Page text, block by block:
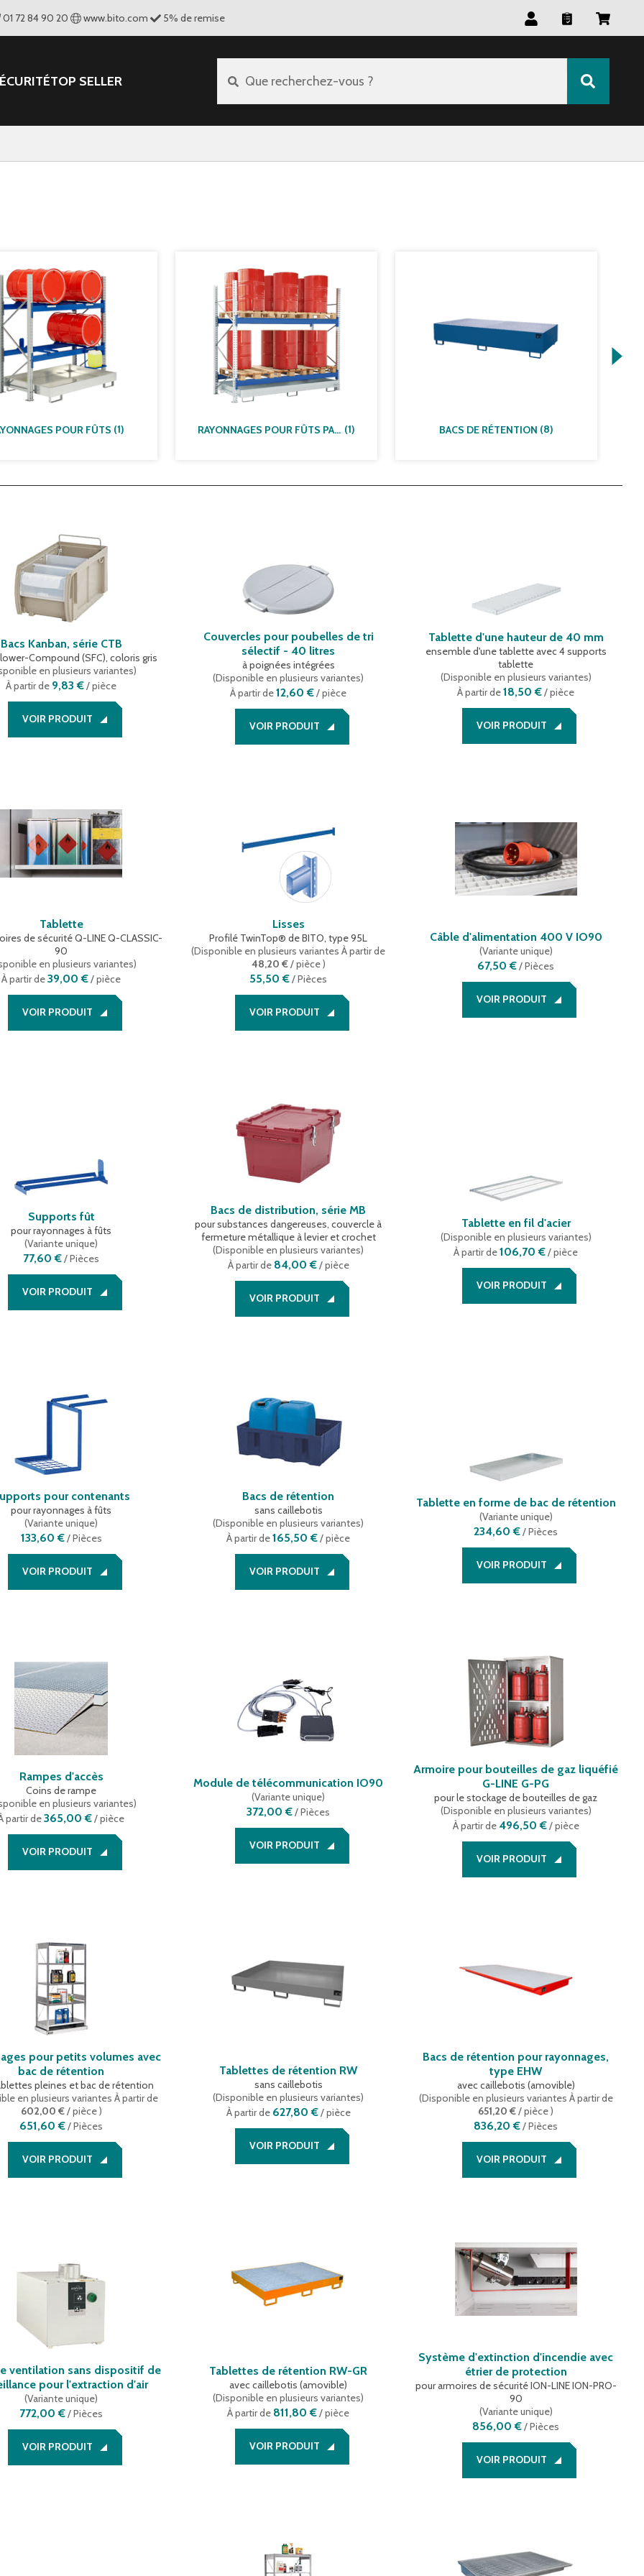
01 72 84 90 20 www.bito.com 5% de remise
TOP SELLER Que recherchez-vous ?
POUR FÛTS (1) RAYONNAGES POUR FÛTS PALETTISÉS (1) BACS DE RÉTENTION (8)
Bacs Kanban, série CTB
Compound (SFC), coloris gris
en plusieurs variantes)
À partir de 9,83 €/ pièce
VOIR PRODUIT
Couvercles pour poubelles de tri
sélectif - 40 litres
à poignées intégrées
(Disponible en plusieurs variantes)
À partir de12,60 €/ pièce
VOIR PRODUIT
Tablette d'une hauteur de 40 mm
ensemble d'une tablette avec 4 supports
tablette
(Disponible en plusieurs variantes)
À partir de18,50 €/ pièce
VOIR PRODUIT
Tablette
de sécurité Q-LINE Q-CLASSIC-
90
en plusieurs variantes)
À partir de39,00 €/ pièce
VOIR PRODUIT
Lisses
Profilé TwinTop® de BITO, type 95L
(Disponible en plusieurs variantes À partir de
48,20 €/ pièce)
55,50 €/Pièces
VOIR PRODUIT
Câble d'alimentation 400 V IO90
(Variante unique)
67,50 €/Pièces
VOIR PRODUIT
Supports fût
pour rayonnages à fûts
(Variante unique)
77,60 €/Pièces
VOIR PRODUIT
Bacs de distribution, série MB
pour substances dangereuses, couvercle à
fermeture métallique à levier et crochet
(Disponible en plusieurs variantes)
À partir de 84,00 €/ pièce
VOIR PRODUIT
Tablette en fil d'acier
(Disponible en plusieurs variantes)
À partir de106,70 €/ pièce
VOIR PRODUIT
pour contenants
pour rayonnages à fûts
(Variante unique)
133,60 €/Pièces
VOIR PRODUIT
Bacs de rétention
sans caillebotis
(Disponible en plusieurs variantes)
À partir de165,50 €/ pièce
VOIR PRODUIT
Tablette en forme de bac de rétention
(Variante unique)
234,60 €/Pièces
VOIR PRODUIT
Rampes d'accès
Coins de rampe
en plusieurs variantes)
partir de365,00 €/ pièce
VOIR PRODUIT
Module de télécommunication IO90
(Variante unique)
372,00 €/Pièces
VOIR PRODUIT
Armoire pour bouteilles de gaz liquéfié
G-LINE G-PG
pour le stockage de bouteilles de gaz
(Disponible en plusieurs variantes)
À partir de496,50 €/ pièce
VOIR PRODUIT
pour petits volumes avec
bac de rétention
pleines et bac de rétention
en plusieurs variantes À partir de
602,00 €/ pièce)
651,60 €/Pièces
VOIR PRODUIT
Tablettes de rétention RW
sans caillebotis
(Disponible en plusieurs variantes)
À partir de 627,80 €/ pièce
VOIR PRODUIT
Bacs de rétention pour rayonnages,
type EHW
avec caillebotis (amovible)
(Disponible en plusieurs variantes À partir de
651,20 €/ pièce)
836,20 €/Pièces
VOIR PRODUIT
ventilation sans dispositif de
pour l'extraction d'air
(Variante unique)
772,00 €/Pièces
VOIR PRODUIT
Tablettes de rétention RW-GR
avec caillebotis (amovible)
(Disponible en plusieurs variantes)
À partir de 811,80 €/ pièce
VOIR PRODUIT
Système d'extinction d'incendie avec
étrier de protection
pour armoires de sécurité ION-LINE ION-PRO-
90
(Variante unique)
856,00 €/Pièces
VOIR PRODUIT